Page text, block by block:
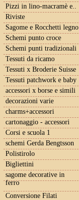
Pizzi in lino-macramè e..
Riviste
Sagome e Rocchetti legno
Schemi punto croce
Schemi punti tradizionali
Tessuti da ricamo
Tessuti x Broderie Suisse
Tessuti patchwork e baby
accessori x borse e simili
decorazioni varie
charms+accessori
cartonaggio - accessori
Corsi e scuola 1
schemi Gerda Bengtsson
Polistirolo
Bigliettini
sagome decorative in
ferro
Conversione Filati